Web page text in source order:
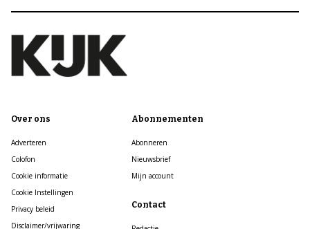
Over ons
Adverteren
Colofon
Cookie informatie
Cookie Instellingen
Privacy beleid
Disclaimer/vrijwaring
Abonnementen
Abonneren
Nieuwsbrief
Mijn account
Contact